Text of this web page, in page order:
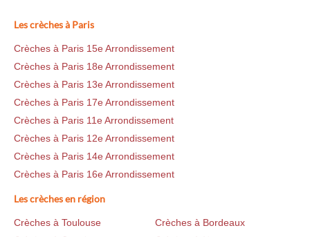
Les crèches à Paris
Crèches à Paris 15e Arrondissement
Crèches à Paris 18e Arrondissement
Crèches à Paris 13e Arrondissement
Crèches à Paris 17e Arrondissement
Crèches à Paris 11e Arrondissement
Crèches à Paris 12e Arrondissement
Crèches à Paris 14e Arrondissement
Crèches à Paris 16e Arrondissement
Les crèches en région
Crèches à Toulouse
Crèches à Bordeaux